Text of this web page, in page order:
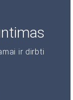
ir dirbti